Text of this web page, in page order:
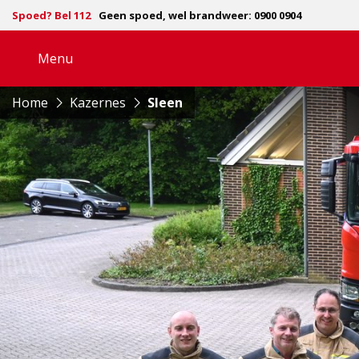
Spoed? Bel 112 Geen spoed, wel brandweer: 0900 0904
Menu
navigatie
Home Kazernes Sleen